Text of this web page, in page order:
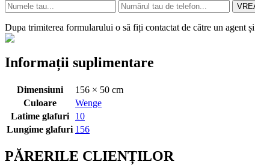
Dupa trimiterea formularului o să fiți contactat de către un agent
Informații suplimentare
Dimensiuni
156 × 50 cm
Culoare
Wenge
Latime glafuri
10
Lungime glafuri 156
PĂRERILE CLIENȚILOR